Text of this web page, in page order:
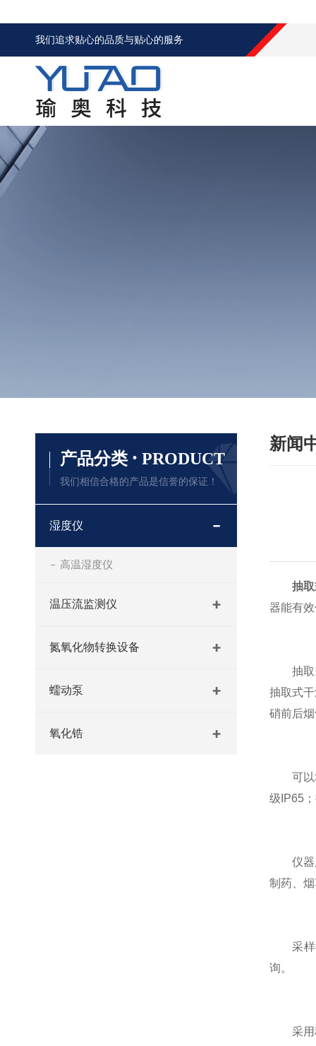
我们追求贴心的品质与贴心的服务
产品分类 · PRODUCT
我们相信合格的产品是信誉的保证！
湿度仪
高温湿度仪
温压流监测仪
氮氧化物转换设备
蠕动泵
氧化锆
新闻
抽
器能有
抽取式
抽取式
硝前后
可以增
级IP65
仪器广
制药、
采样探
询。
采用稀